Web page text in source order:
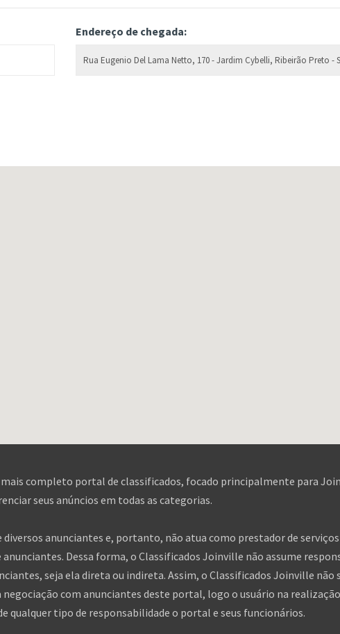
Endereço de chegada:
mais completo portal de classificados, focado principalmente para
seus anúncios em todas as categorias.
anunciantes e, portanto, não atua como prestador de
Dessa forma, o Classificados Joinville não assume
seja ela direta ou indireta. Assim, o Classificados Joinville
com anunciantes deste portal, logo o usuário na
qualquer tipo de responsabilidade o portal e seus funcionários.